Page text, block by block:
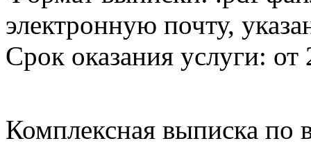
электронную почту,
Срок оказания услуги: от
Комплексная выписка